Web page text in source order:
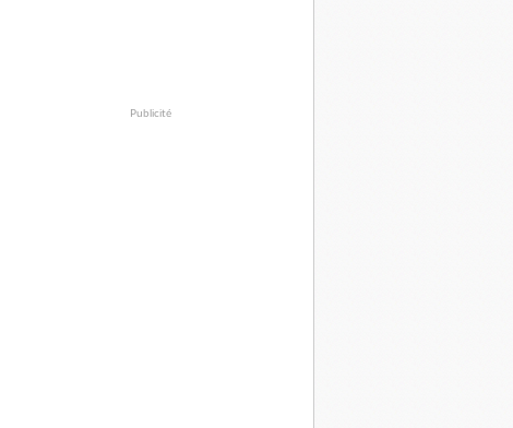
Publicité